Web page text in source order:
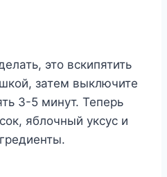
это вскипятить
затем выключите
3-5 минут. Теперь
яблочный уксус и